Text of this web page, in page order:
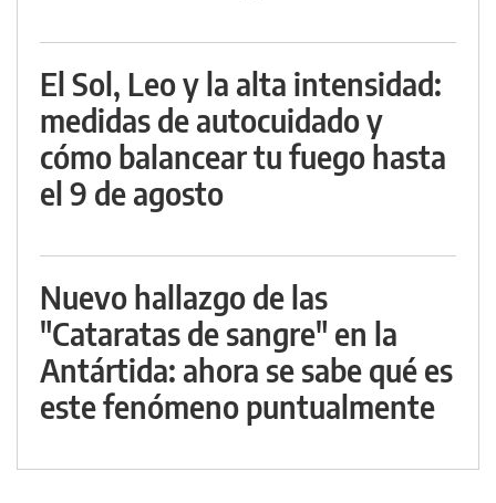
El Sol, Leo y la alta intensidad:
medidas de autocuidado y
cómo balancear tu fuego hasta
el 9 de agosto
Nuevo hallazgo de las
"Cataratas de sangre" en la
Antártida: ahora se sabe qué es
este fenómeno puntualmente